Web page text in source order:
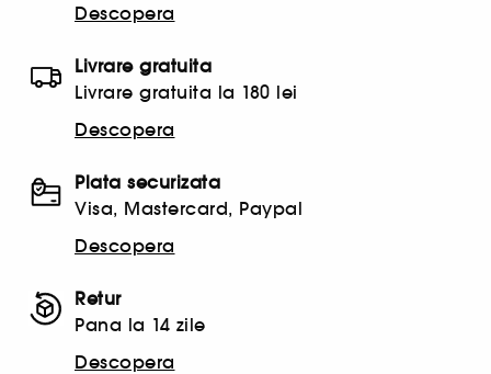
Descopera
Livrare gratuita
Livrare gratuita la 180 lei
Descopera
Plata securizata
Visa, Mastercard, Paypal
Descopera
Retur
Pana la 14 zile
Descopera